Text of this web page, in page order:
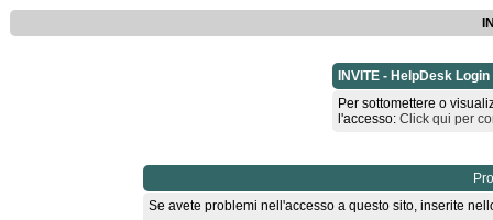
INVITE - HelpDesk Login
Per sottomettere o
l'accesso: Click qui per
Se avete problemi nell'accesso a questo sito, inserite